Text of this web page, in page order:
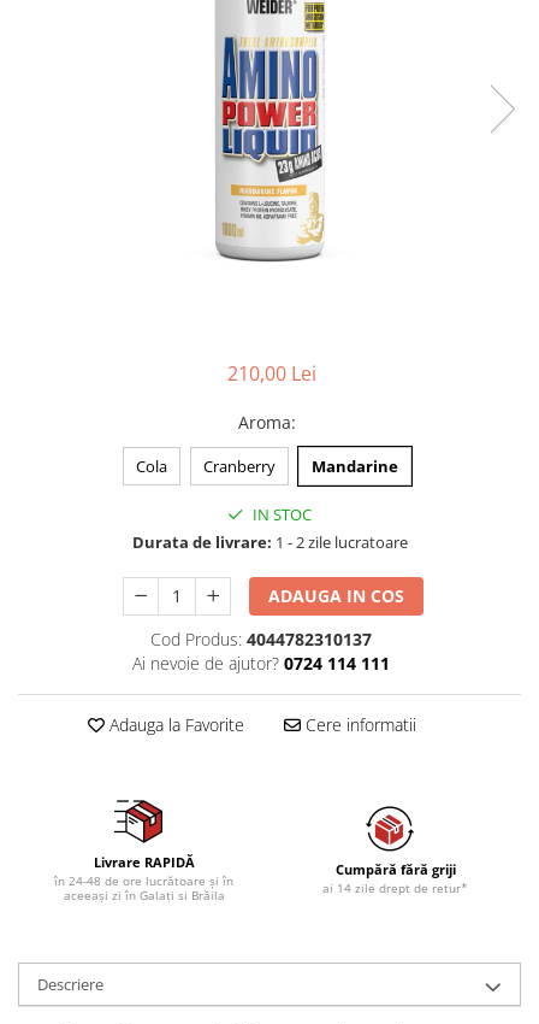
210,00 Lei
Aroma:
Cola Cranberry Mandarine
IN STOC
Durata de livrare: 1 - 2 zile lucratoare
ADAUGA IN COS
Cod Produs: 4044782310137
Ai nevoie de ajutor? 0724 114 111
Adauga la Favorite Cere informatii
Livrare RAPIDĂ
în 24-48 de ore lucrătoare și în
aceeași zi în Galați si Brăila
Cumpără fără griji
ai 14 zile drept de retur*
Descriere